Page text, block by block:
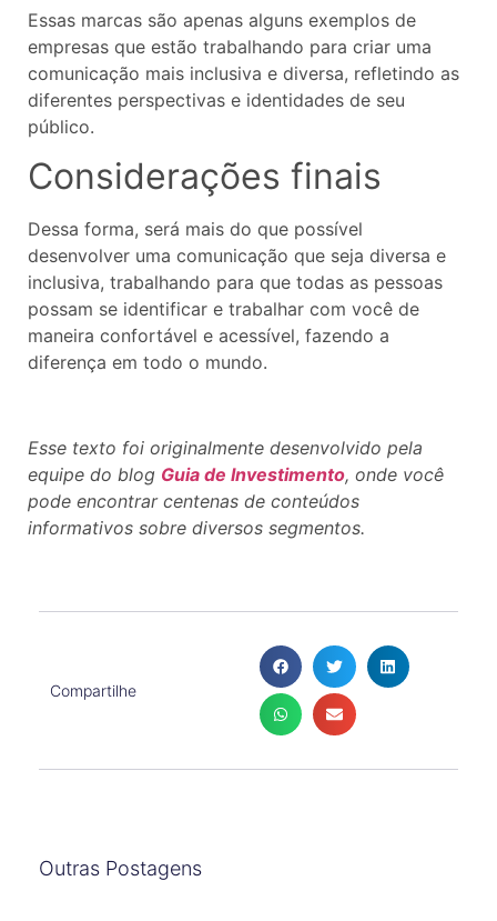
Essas marcas são apenas alguns exemplos de
empresas que estão trabalhando para criar uma
comunicação mais inclusiva e diversa, refletindo as
diferentes perspectivas e identidades de seu
público.
Considerações finais
Dessa forma, será mais do que possível
desenvolver uma comunicação que seja diversa e
inclusiva, trabalhando para que todas as pessoas
possam se identificar e trabalhar com você de
maneira confortável e acessível, fazendo a
diferença em todo o mundo.
Esse texto foi originalmente desenvolvido pela
equipe do blog Guia de Investimento, onde você
pode encontrar centenas de conteúdos
informativos sobre diversos segmentos.
Compartilhe
Outras Postagens